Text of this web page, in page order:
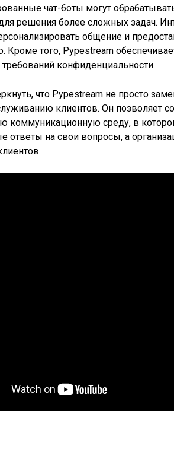
чат-боты могут
решения более сложных задач.
общение и
Кроме того, Pypestream
конфиденциальности.
что Pypestream не просто
клиентов. Он позволяет
коммуникационную среду, в
ответы на свои вопросы, а